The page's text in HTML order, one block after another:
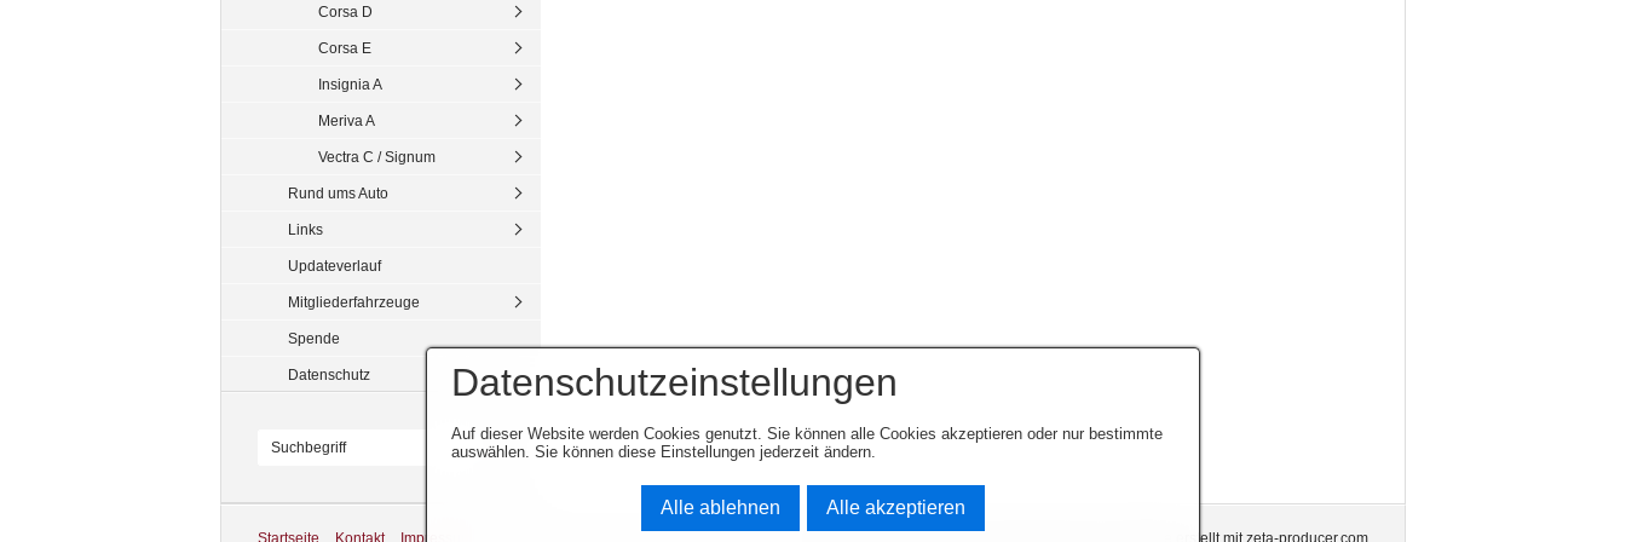
Corsa D
Corsa E
Insignia A
Meriva A
Vectra C / Signum
Rund ums Auto
Links
Updateverlauf
Mitgliederfahrzeuge
Spende
Datenschutz
Startseite Kontakt Impressum Website erstellt mit zeta-producer.com
Datenschutzeinstellungen
Auf dieser Website werden Cookies genutzt. Sie können alle Cookies akzeptieren oder nur bestimmte
auswählen. Sie können diese Einstellungen jederzeit ändern.
Alle ablehnen Alle akzeptieren